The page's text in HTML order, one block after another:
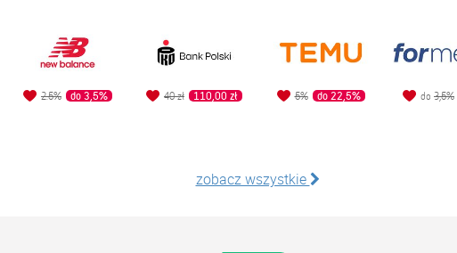
2.5% do 3,5% 40 zł 110,00 zł 5% do 22,5% do 3,5%
zobacz wszystkie